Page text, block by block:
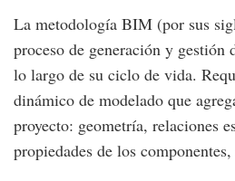
La metodología BIM (por sus
proceso de generación y gestión
lo largo de su ciclo de vida.
dinámico de modelado que
proyecto: geometría, relaciones
propiedades de los componentes,